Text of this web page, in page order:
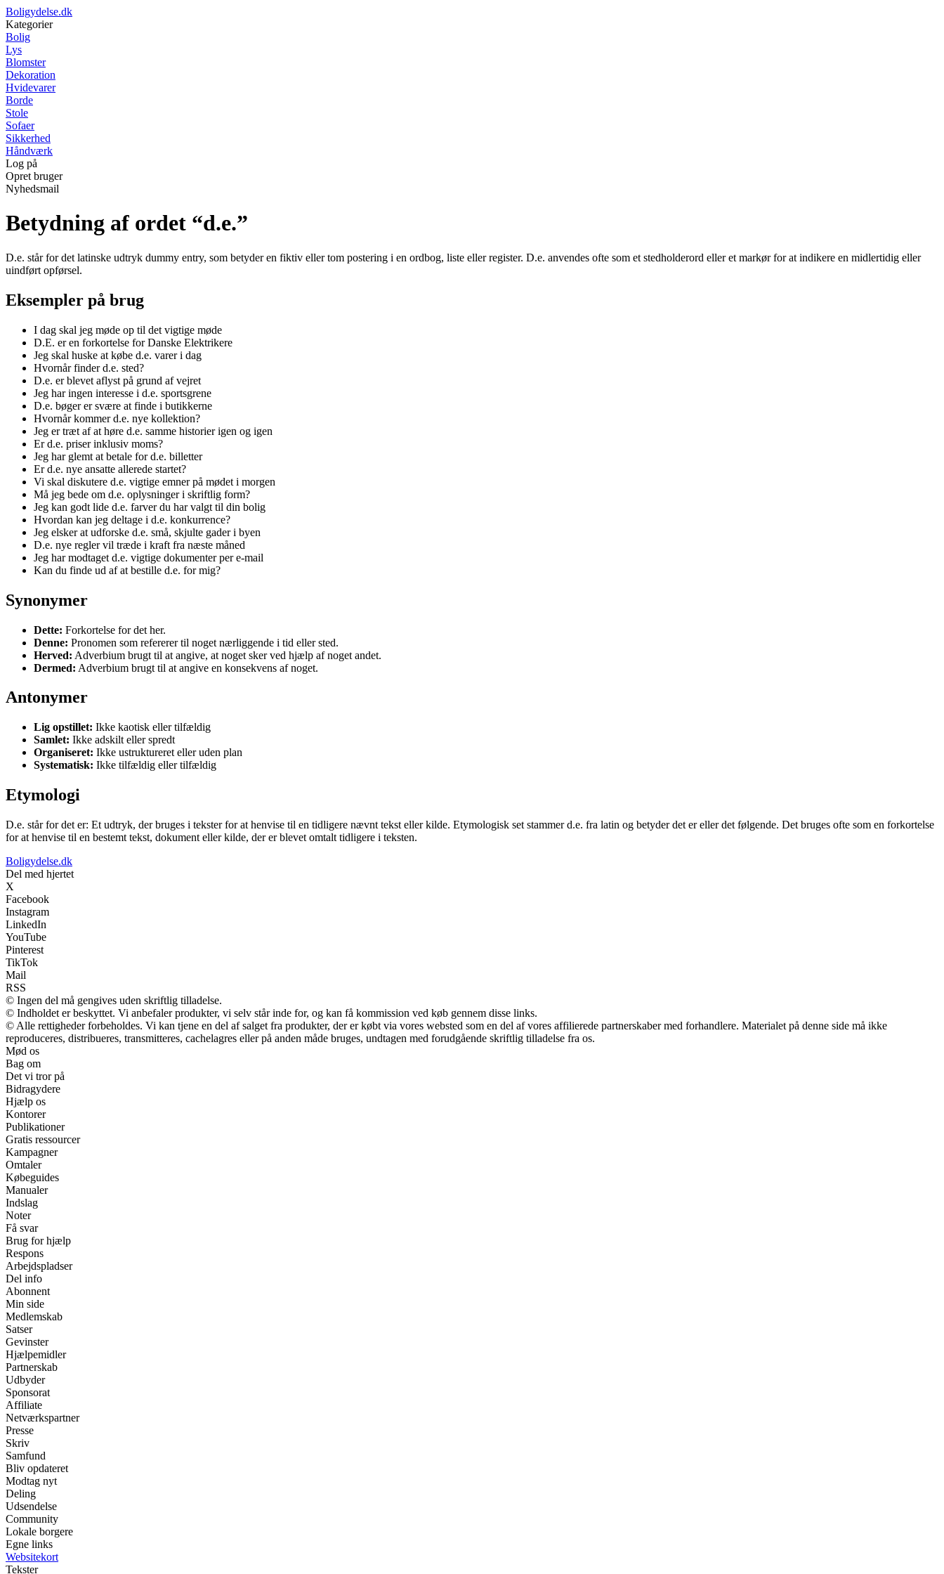
Boligydelse.dk
Kategorier
Bolig
Lys
Blomster
Dekoration
Hvidevarer
Borde
Stole
Sofaer
Sikkerhed
Håndværk
Log på
Opret bruger
Nyhedsmail
Betydning af ordet “d.e.”
D.e. står for det latinske udtryk dummy entry, som betyder en fiktiv eller tom postering i en ordbog, liste eller register. D.e. anvendes ofte som et stedholderord eller et markør for at indikere en midlertidig eller
uindført opførsel.
Eksempler på brug
I dag skal jeg møde op til det vigtige møde
D.E. er en forkortelse for Danske Elektrikere
Jeg skal huske at købe d.e. varer i dag
Hvornår finder d.e. sted?
D.e. er blevet aflyst på grund af vejret
Jeg har ingen interesse i d.e. sportsgrene
D.e. bøger er svære at finde i butikkerne
Hvornår kommer d.e. nye kollektion?
Jeg er træt af at høre d.e. samme historier igen og igen
Er d.e. priser inklusiv moms?
Jeg har glemt at betale for d.e. billetter
Er d.e. nye ansatte allerede startet?
Vi skal diskutere d.e. vigtige emner på mødet i morgen
Må jeg bede om d.e. oplysninger i skriftlig form?
Jeg kan godt lide d.e. farver du har valgt til din bolig
Hvordan kan jeg deltage i d.e. konkurrence?
Jeg elsker at udforske d.e. små, skjulte gader i byen
D.e. nye regler vil træde i kraft fra næste måned
Jeg har modtaget d.e. vigtige dokumenter per e-mail
Kan du finde ud af at bestille d.e. for mig?
Synonymer
Dette: Forkortelse for det her.
Denne: Pronomen som refererer til noget nærliggende i tid eller sted.
Herved: Adverbium brugt til at angive, at noget sker ved hjælp af noget andet.
Dermed: Adverbium brugt til at angive en konsekvens af noget.
Antonymer
Lig opstillet: Ikke kaotisk eller tilfældig
Samlet: Ikke adskilt eller spredt
Organiseret: Ikke ustruktureret eller uden plan
Systematisk: Ikke tilfældig eller tilfældig
Etymologi
D.e. står for det er: Et udtryk, der bruges i tekster for at henvise til en tidligere nævnt tekst eller kilde. Etymologisk set stammer d.e. fra latin og betyder det er eller det følgende. Det bruges ofte som en forkortelse
for at henvise til en bestemt tekst, dokument eller kilde, der er blevet omtalt tidligere i teksten.
Boligydelse.dk
Del med hjertet
X
Facebook
Instagram
LinkedIn
YouTube
Pinterest
TikTok
Mail
RSS
© Ingen del må gengives uden skriftlig tilladelse.
© Indholdet er beskyttet. Vi anbefaler produkter, vi selv står inde for, og kan få kommission ved køb gennem disse links.
© Alle rettigheder forbeholdes. Vi kan tjene en del af salget fra produkter, der er købt via vores websted som en del af vores affilierede partnerskaber med forhandlere. Materialet på denne side må ikke
reproduceres, distribueres, transmitteres, cachelagres eller på anden måde bruges, undtagen med forudgående skriftlig tilladelse fra os.
Mød os
Bag om
Det vi tror på
Bidragydere
Hjælp os
Kontorer
Publikationer
Gratis ressourcer
Kampagner
Omtaler
Købeguides
Manualer
Indslag
Noter
Få svar
Brug for hjælp
Respons
Arbejdspladser
Del info
Abonnent
Min side
Medlemskab
Satser
Gevinster
Hjælpemidler
Partnerskab
Udbyder
Sponsorat
Affiliate
Netværkspartner
Presse
Skriv
Samfund
Bliv opdateret
Modtag nyt
Deling
Udsendelse
Community
Lokale borgere
Egne links
Websitekort
Tekster